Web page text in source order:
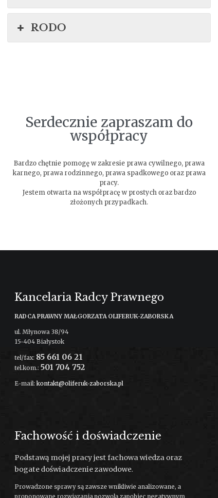
RODO
Serdecznie zapraszam do
współpracy
Bardzo chętnie pomogę w zakresie prawa cywilnego, prawa
karnego, prawa rodzinnego, prawa spadkowego oraz prawa
pracy.
Jestem otwarta na współpracę w prostych oraz bardzo
złożonych przypadkach.
Kancelaria Radcy Prawnego
RADCA PRAWNY MAŁGORZATA OLIFERUK-ZABORSKA
ul. Młynowa 38/94
15-404 Białystok
tel/fax: 85 661 06 21
tel.kom.: 501 704 752
E-mail:kontakt@oliferuk-zaborska.pl
Fachowość i doświadczenie
Podstawą mojej pracy jest fachowa wiedza oraz
bogate doświadczenie zawodowe.
Prowadzone sprawy są zawsze wnikliwie analizowane, a
proponowane rozwiązania pozwolą zapobiec negatywnym